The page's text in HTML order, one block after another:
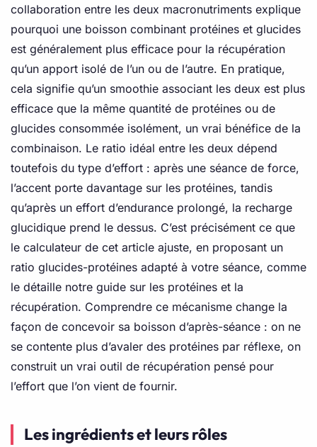
collaboration entre les deux macronutriments explique
pourquoi une boisson combinant protéines et glucides
est généralement plus efficace pour la récupération
qu’un apport isolé de l’un ou de l’autre. En pratique,
cela signifie qu’un smoothie associant les deux est plus
efficace que la même quantité de protéines ou de
glucides consommée isolément, un vrai bénéfice de la
combinaison. Le ratio idéal entre les deux dépend
toutefois du type d’effort : après une séance de force,
l’accent porte davantage sur les protéines, tandis
qu’après un effort d’endurance prolongé, la recharge
glucidique prend le dessus. C’est précisément ce que
le calculateur de cet article ajuste, en proposant un
ratio glucides-protéines adapté à votre séance, comme
le détaille notre guide sur les protéines et la
récupération. Comprendre ce mécanisme change la
façon de concevoir sa boisson d’après-séance : on ne
se contente plus d’avaler des protéines par réflexe, on
construit un vrai outil de récupération pensé pour
l’effort que l’on vient de fournir.
Les ingrédients et leurs rôles